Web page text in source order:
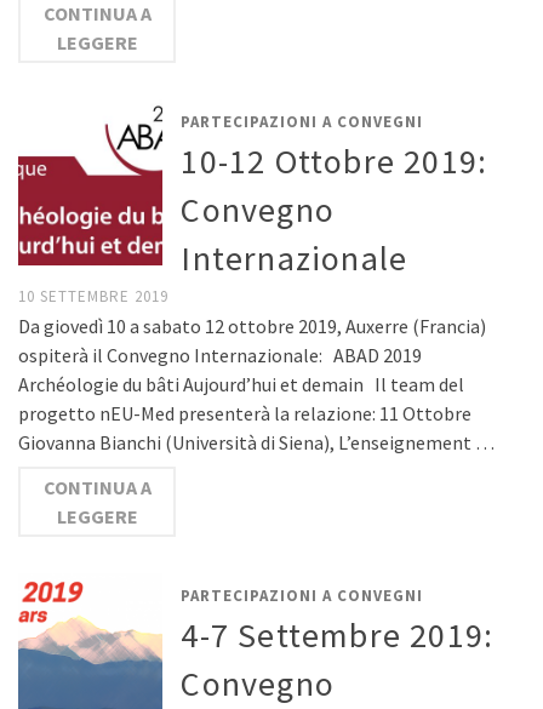
CONTINUA A
LEGGERE
PARTECIPAZIONI A CONVEGNI
10-12 Ottobre 2019:
Convegno
Internazionale
10 SETTEMBRE 2019
Da giovedì 10 a sabato 12 ottobre 2019, Auxerre (Francia)
ospiterà il Convegno Internazionale: ABAD 2019
Archéologie du bâti Aujourd’hui et demain Il team del
progetto nEU-Med presenterà la relazione: 11 Ottobre
Giovanna Bianchi (Università di Siena), L’enseignement …
CONTINUA A
LEGGERE
PARTECIPAZIONI A CONVEGNI
4-7 Settembre 2019:
Convegno